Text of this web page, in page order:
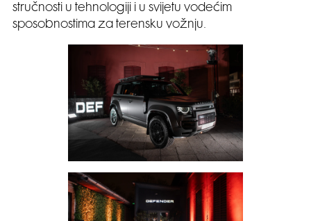
stručnosti u tehnologiji i u svijetu vodećim
sposobnostima za terensku vožnju.